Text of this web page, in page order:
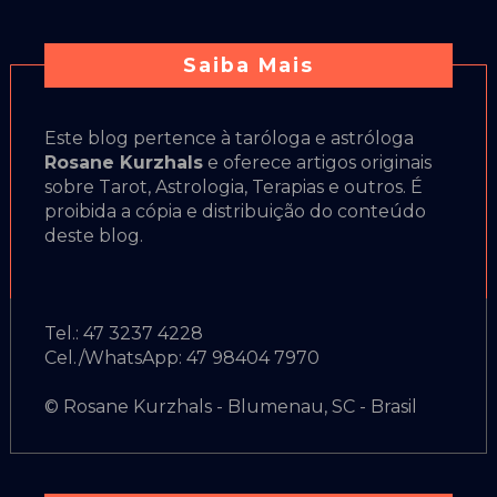
Saiba Mais
Este blog pertence à taróloga e astróloga
Rosane Kurzhalse oferece artigos originais
sobre Tarot, Astrologia, Terapias e outros. É
proibida a cópia e distribuição do conteúdo
deste blog.
Tel.: 47 3237 4228
Cel./WhatsApp: 47 98404 7970
© Rosane Kurzhals - Blumenau, SC - Brasil